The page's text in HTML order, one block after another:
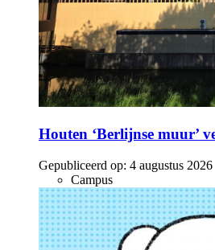
Houten ‘Berlijnse muur’
Gepubliceerd op: 4 augustus 2026
Campus